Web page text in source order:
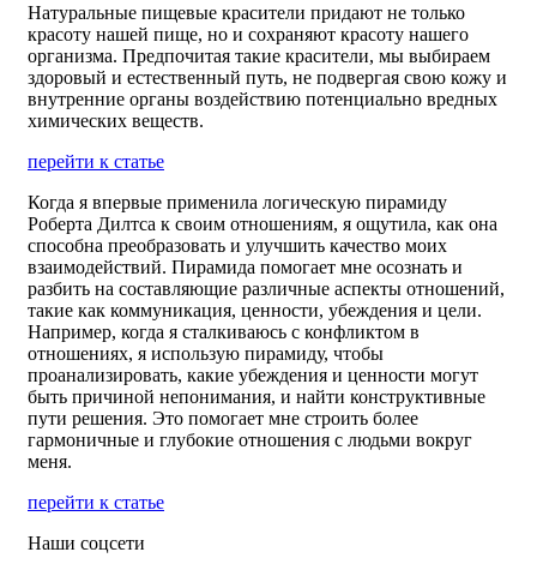
Натуральные пищевые красители придают не только
красоту нашей пище, но и сохраняют красоту нашего
организма. Предпочитая такие красители, мы выбираем
здоровый и естественный путь, не подвергая свою кожу и
внутренние органы воздействию потенциально вредных
химических веществ.
перейти к статье
Когда я впервые применила логическую пирамиду
Роберта Дилтса к своим отношениям, я ощутила, как она
способна преобразовать и улучшить качество моих
взаимодействий. Пирамида помогает мне осознать и
разбить на составляющие различные аспекты отношений,
такие как коммуникация, ценности, убеждения и цели.
Например, когда я сталкиваюсь с конфликтом в
отношениях, я использую пирамиду, чтобы
проанализировать, какие убеждения и ценности могут
быть причиной непонимания, и найти конструктивные
пути решения. Это помогает мне строить более
гармоничные и глубокие отношения с людьми вокруг
меня.
перейти к статье
Наши соцсети